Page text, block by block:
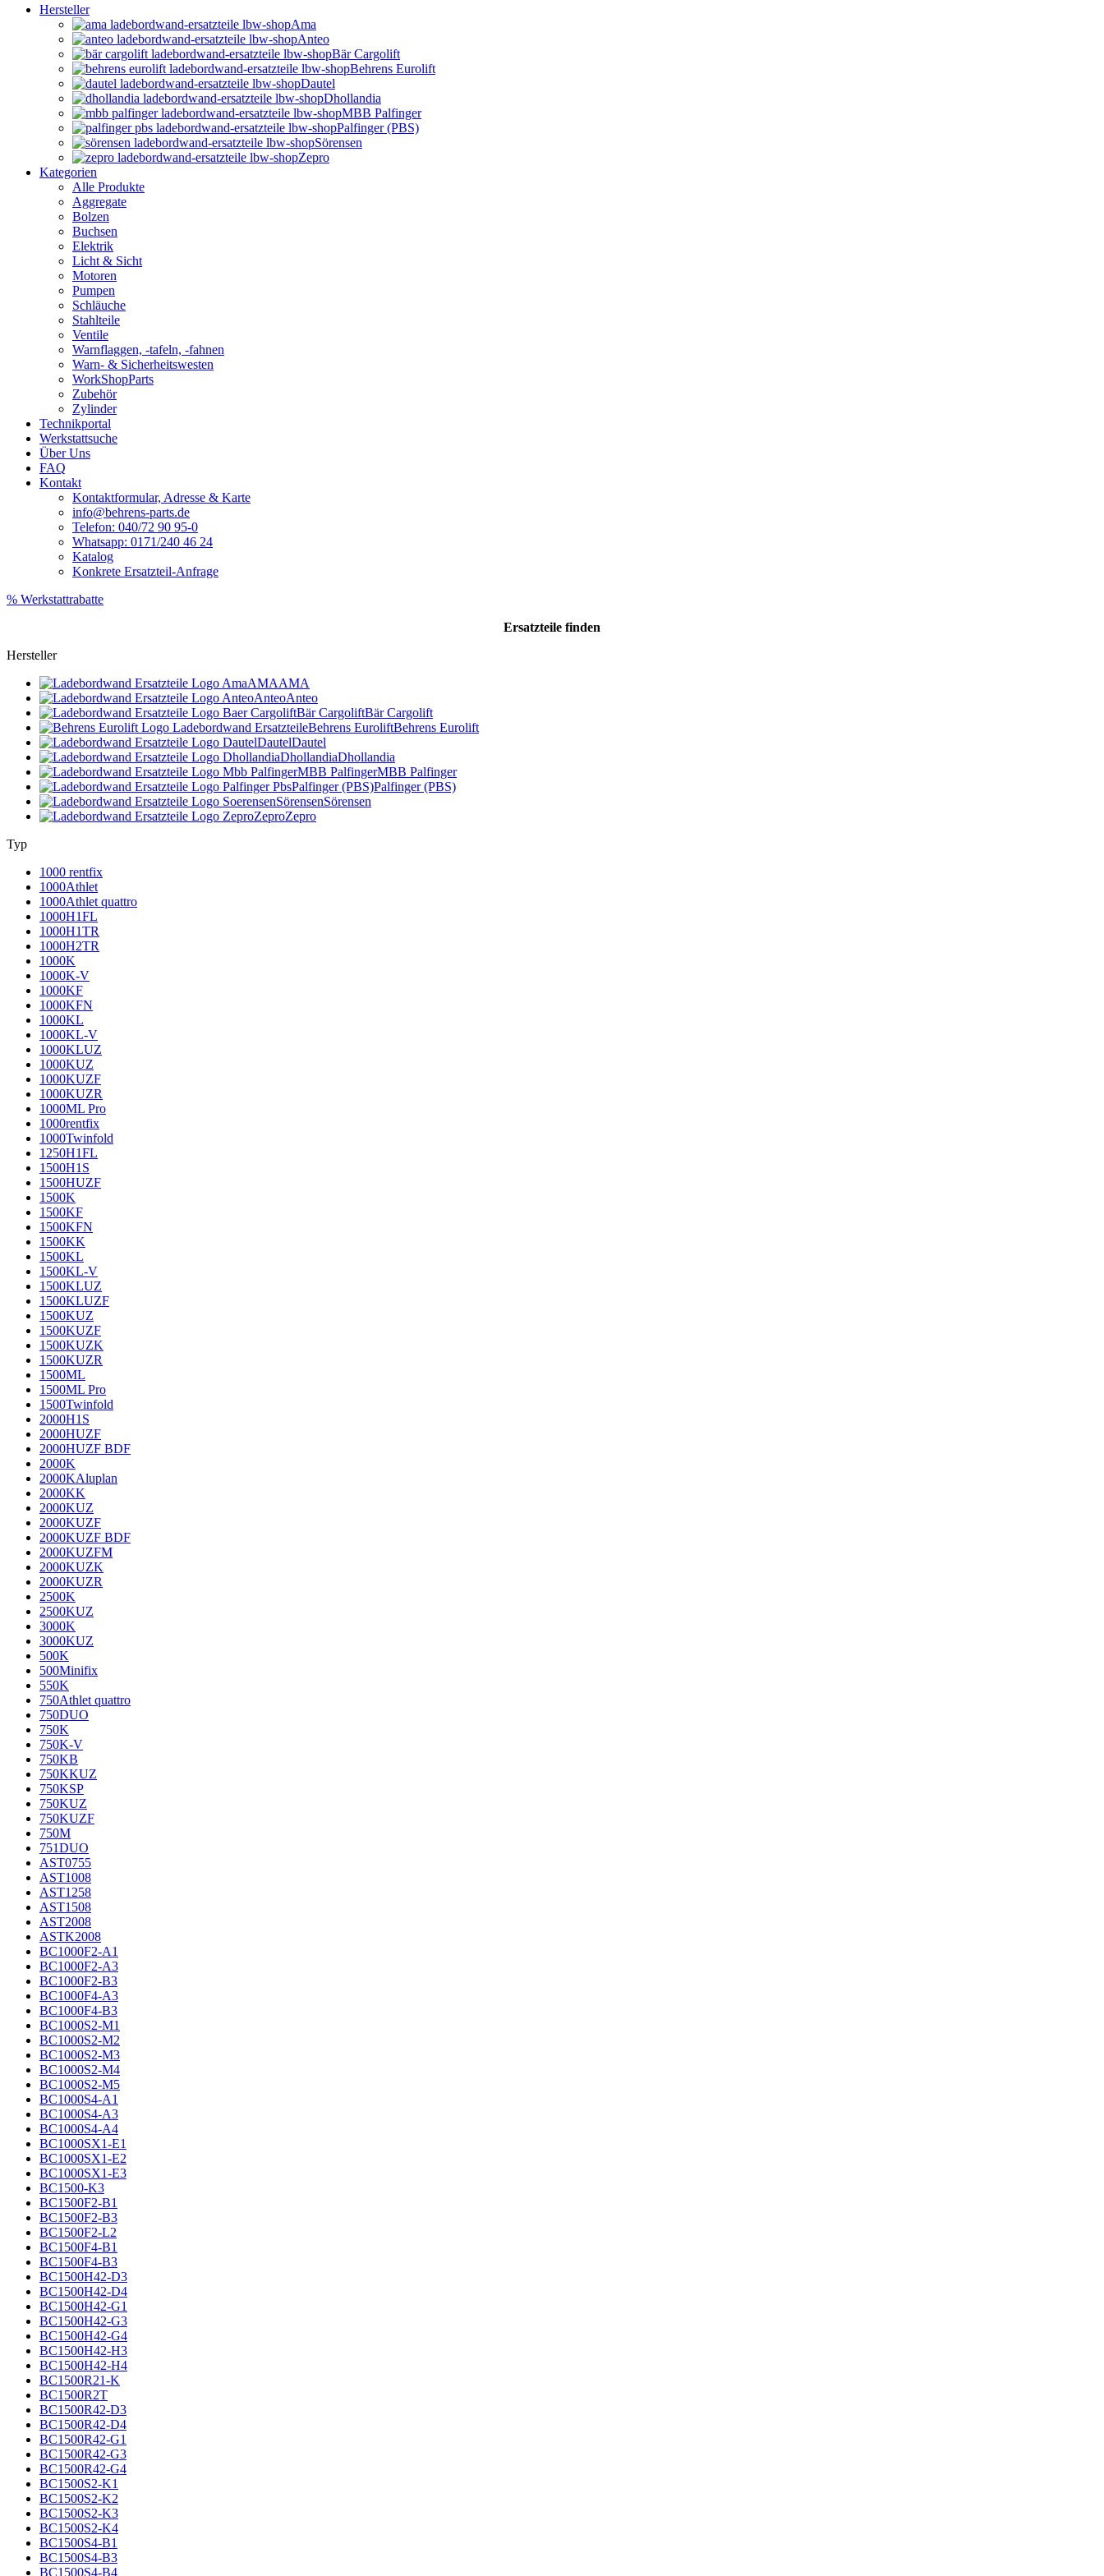
Hersteller
Ama
Anteo
Bär Cargolift
Behrens Eurolift
Dautel
Dhollandia
MBB Palfinger
Palfinger (PBS)
Sörensen
Zepro
Kategorien
Alle Produkte
Aggregate
Bolzen
Buchsen
Elektrik
Licht & Sicht
Motoren
Pumpen
Schläuche
Stahlteile
Ventile
Warnflaggen, -tafeln, -fahnen
Warn- & Sicherheitswesten
WorkShopParts
Zubehör
Zylinder
Technikportal
Werkstattsuche
Über Uns
FAQ
Kontakt
Kontaktformular, Adresse & Karte
info@behrens-parts.de
Telefon: 040/72 90 95-0
Whatsapp: 0171/240 46 24
Katalog
Konkrete Ersatzteil-Anfrage
% Werkstattrabatte
Ersatzteile finden
Hersteller
AMAAMA
AnteoAnteo
Bär CargoliftBär Cargolift
Behrens EuroliftBehrens Eurolift
DautelDautel
DhollandiaDhollandia
MBB PalfingerMBB Palfinger
Palfinger (PBS)Palfinger (PBS)
SörensenSörensen
ZeproZepro
Typ
1000 rentfix
1000Athlet
1000Athlet quattro
1000H1FL
1000H1TR
1000H2TR
1000K
1000K-V
1000KF
1000KFN
1000KL
1000KL-V
1000KLUZ
1000KUZ
1000KUZF
1000KUZR
1000ML Pro
1000rentfix
1000Twinfold
1250H1FL
1500H1S
1500HUZF
1500K
1500KF
1500KFN
1500KK
1500KL
1500KL-V
1500KLUZ
1500KLUZF
1500KUZ
1500KUZF
1500KUZK
1500KUZR
1500ML
1500ML Pro
1500Twinfold
2000H1S
2000HUZF
2000HUZF BDF
2000K
2000KAluplan
2000KK
2000KUZ
2000KUZF
2000KUZF BDF
2000KUZFM
2000KUZK
2000KUZR
2500K
2500KUZ
3000K
3000KUZ
500K
500Minifix
550K
750Athlet quattro
750DUO
750K
750K-V
750KB
750KKUZ
750KSP
750KUZ
750KUZF
750M
751DUO
AST0755
AST1008
AST1258
AST1508
AST2008
ASTK2008
BC1000F2-A1
BC1000F2-A3
BC1000F2-B3
BC1000F4-A3
BC1000F4-B3
BC1000S2-M1
BC1000S2-M2
BC1000S2-M3
BC1000S2-M4
BC1000S2-M5
BC1000S4-A1
BC1000S4-A3
BC1000S4-A4
BC1000SX1-E1
BC1000SX1-E2
BC1000SX1-E3
BC1500-K3
BC1500F2-B1
BC1500F2-B3
BC1500F2-L2
BC1500F4-B1
BC1500F4-B3
BC1500H42-D3
BC1500H42-D4
BC1500H42-G1
BC1500H42-G3
BC1500H42-G4
BC1500H42-H3
BC1500H42-H4
BC1500R21-K
BC1500R2T
BC1500R42-D3
BC1500R42-D4
BC1500R42-G1
BC1500R42-G3
BC1500R42-G4
BC1500S2-K1
BC1500S2-K2
BC1500S2-K3
BC1500S2-K4
BC1500S4-B1
BC1500S4-B3
BC1500S4-B4